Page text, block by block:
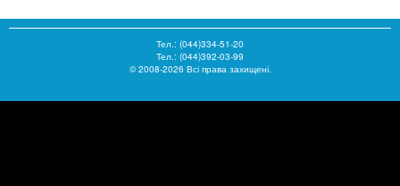
Тел.: (044)334-51-20
Тел.: (044)392-03-99
© 2008-2026 Всі права захищені.